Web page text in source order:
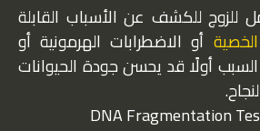
للزوج للكشف عن الأسباب القابلة
أو الاضطرابات الهرمونية أو
السبب أولًا قد يحسن جودة الحيوانات